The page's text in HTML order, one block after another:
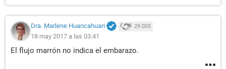
Dra. Marlene Huancahuari 29.005
18 may 2017 a las 03:41
El flujo marrón no indica el embarazo.